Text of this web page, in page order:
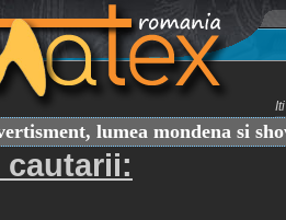
lumea mondena si
cautarii: